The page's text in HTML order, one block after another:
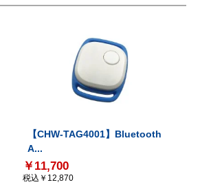
【CHW-TAG4001】Bluetooth
A...
￥11,700
税込￥12,870